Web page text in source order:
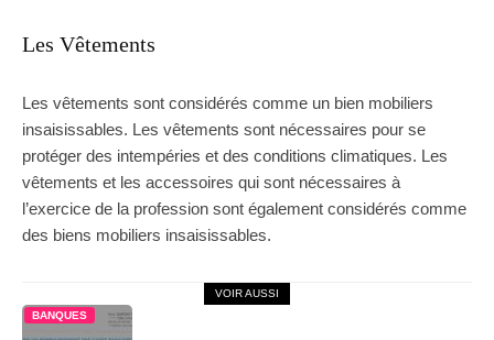
Les Vêtements
Les vêtements sont considérés comme un bien mobiliers
insaisissables. Les vêtements sont nécessaires pour se
protéger des intempéries et des conditions climatiques. Les
vêtements et les accessoires qui sont nécessaires à
l’exercice de la profession sont également considérés comme
des biens mobiliers insaisissables.
VOIR AUSSI
BANQUES